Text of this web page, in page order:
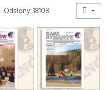
Odsłony: 18108